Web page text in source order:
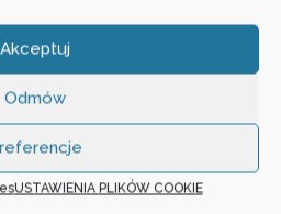
Akceptuj
Odmów
USTAWIENIA PLIKÓW COOKIE